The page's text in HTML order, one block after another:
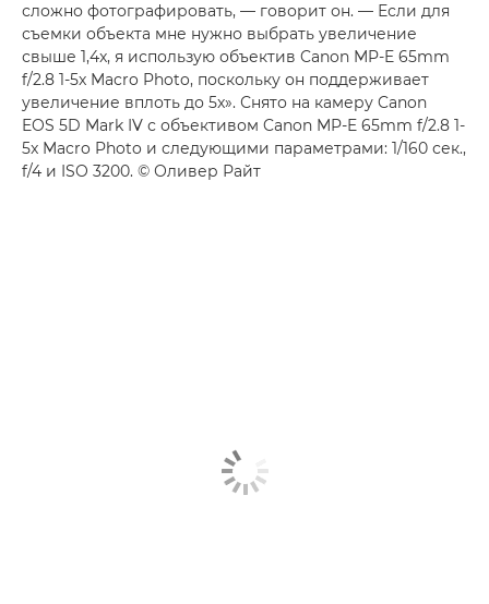
сложно фотографировать, — говорит он. — Если для
съемки объекта мне нужно выбрать увеличение
свыше 1,4x, я использую объектив Canon MP-E 65mm
f/2.8 1-5x Macro Photo, поскольку он поддерживает
увеличение вплоть до 5x». Снято на камеру Canon
EOS 5D Mark IV с объективом Canon MP-E 65mm f/2.8 1-
5x Macro Photo и следующими параметрами: 1/160 сек.,
f/4 и ISO 3200. © Оливер Райт